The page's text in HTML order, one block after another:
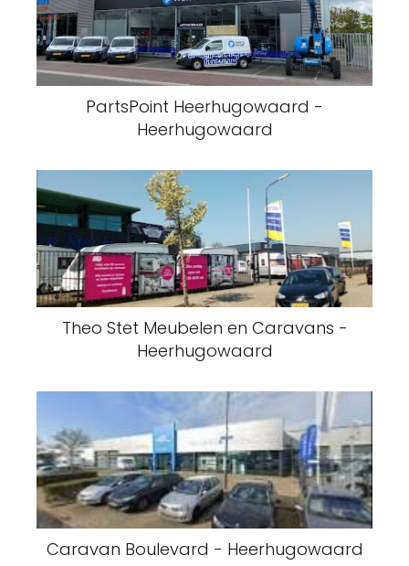
PartsPoint Heerhugowaard -
Heerhugowaard
Theo Stet Meubelen en Caravans -
Heerhugowaard
Caravan Boulevard - Heerhugowaard